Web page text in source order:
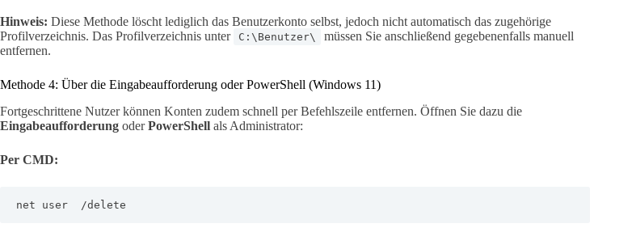
Hinweis: Diese Methode löscht lediglich das Benutzerkonto selbst, jedoch nicht automatisch das zugehörige
Profilverzeichnis. Das Profilverzeichnis unter
C:\Benutzer\
müssen Sie anschließend gegebenenfalls manuell
entfernen.
Methode 4: Über die Eingabeaufforderung oder PowerShell (Windows 11)
Fortgeschrittene Nutzer können Konten zudem schnell per Befehlszeile entfernen. Öffnen Sie dazu die
Eingabeaufforderung oderPowerShell als Administrator:
Per CMD:
net user  /delete